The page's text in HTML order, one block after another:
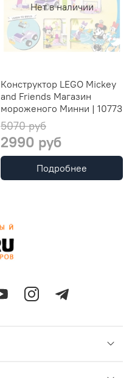
Нет в наличии
Конструктор LEGO Mickey
and Friends Магазин
мороженого Минни | 10773
5070 руб
2990 руб
Подробнее